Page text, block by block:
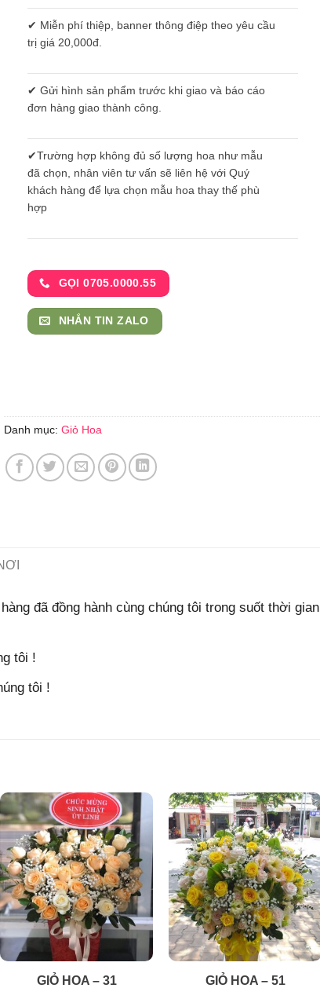
✔ Miễn phí thiệp, banner thông điệp theo yêu cầu
trị giá 20,000đ.
✔ Gửi hình sản phẩm trước khi giao và báo cáo
đơn hàng giao thành công.
✔Trường hợp không đủ số lượng hoa như mẫu
đã chọn, nhân viên tư vấn sẽ liên hệ với Quý
khách hàng để lựa chọn mẫu hoa thay thế phù
hợp
GỌI 0705.0000.55
NHẮN TIN ZALO
Danh mục: Giỏ Hoa
đã đồng hành cùng chúng tôi trong suốt thời gian
tôi !
tôi !
GIỎ HOA – 31 GIỎ HOA – 51